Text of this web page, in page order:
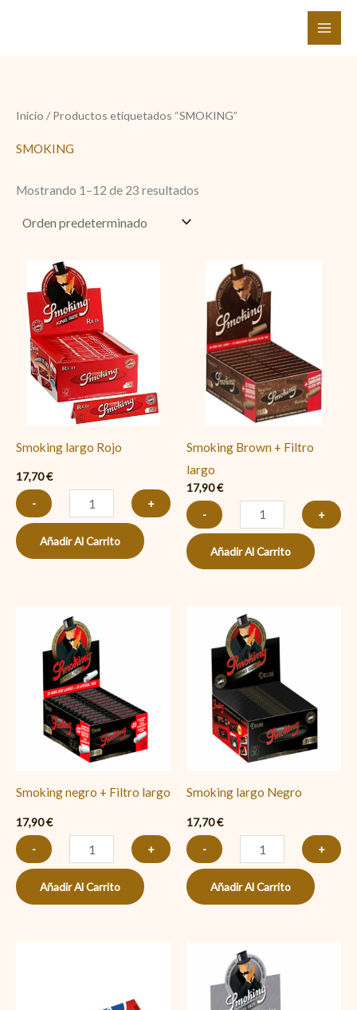
Inicio / Productos etiquetados “SMOKING”
SMOKING
Mostrando 1–12 de 23 resultados
Smoking largo Rojo
17,70€
-
Smoking
largo
Rojo
cantidad
+
Añadir Al Carrito
Smoking Brown + Filtro
largo
17,90€
-
Smoking
Brown
+
Filtro
largo
cantidad
+
Añadir Al Carrito
Smoking negro + Filtro largo
17,90€
-
Smoking
negro
+
Filtro
largo
cantidad
+
Añadir Al Carrito
Smoking largo Negro
17,70€
-
Smoking
largo
Negro
cantidad
+
Añadir Al Carrito
Smoking
largo
Plata